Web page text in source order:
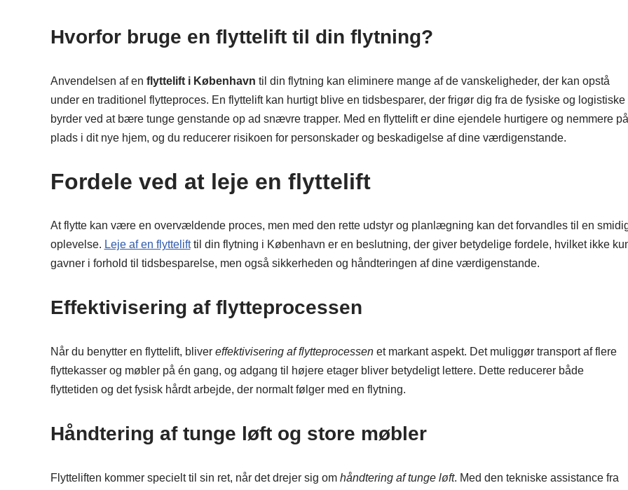
Hvorfor bruge en flyttelift til din flytning?
Anvendelsen af en flyttelift i København til din flytning kan eliminere mange af de vanskeligheder, der kan opstå
under en traditionel flytteproces. En flyttelift kan hurtigt blive en tidsbesparer, der frigør dig fra de fysiske og logistiske
byrder ved at bære tunge genstande op ad snævre trapper. Med en flyttelift er dine ejendele hurtigere og nemmere på
plads i dit nye hjem, og du reducerer risikoen for personskader og beskadigelse af dine værdigenstande.
Fordele ved at leje en flyttelift
At flytte kan være en overvældende proces, men med den rette udstyr og planlægning kan det forvandles til en
oplevelse. Leje af en flyttelifttil din flytning i København er en beslutning, der giver betydelige fordele, hvilket ikke
gavner i forhold til tidsbesparelse, men også sikkerheden og håndteringen af dine værdigenstande.
Effektivisering af flytteprocessen
Når du benytter en flyttelift, bliver effektivisering af flytteprocessenet markant aspekt. Det muliggør transport af flere
flyttekasser og møbler på én gang, og adgang til højere etager bliver betydeligt lettere. Dette reducerer både
flyttetiden og det fysisk hårdt arbejde, der normalt følger med en flytning.
Håndtering af tunge løft og store møbler
Flytteliften kommer specielt til sin ret, når det drejer sig om håndtering af tunge løft. Med den tekniske assistance fra